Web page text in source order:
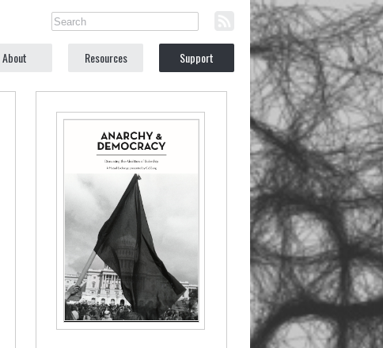
About Resources Support